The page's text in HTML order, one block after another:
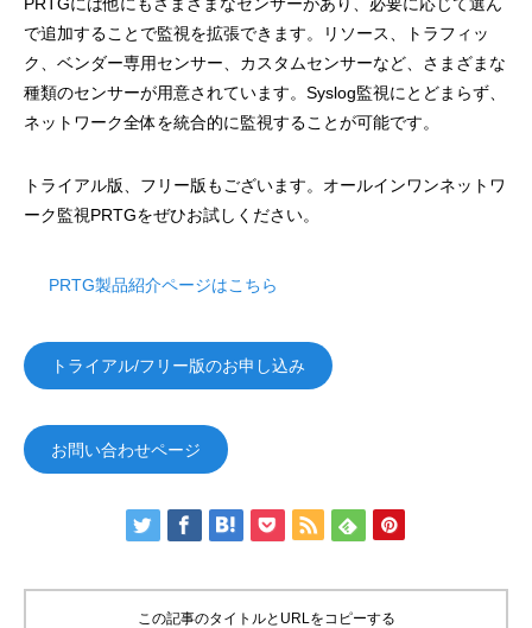
で追加することで監視を拡張できます。リソース、トラフィッ
ク、ベンダー専用センサー、カスタムセンサーなど、さまざまな
種類のセンサーが用意されています。Syslog監視にとどまらず、
ネットワーク全体を統合的に監視することが可能です。
トライアル版、フリー版もございます。オールインワンネットワ
ーク監視PRTGをぜひお試しください。
PRTG製品紹介ページはこちら
トライアル/フリー版のお申し込み
お問い合わせページ
この記事のタイトルとURLをコピーする